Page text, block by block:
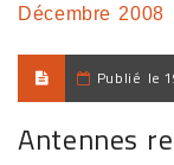
Décembre 2008
Publié le
Antennes